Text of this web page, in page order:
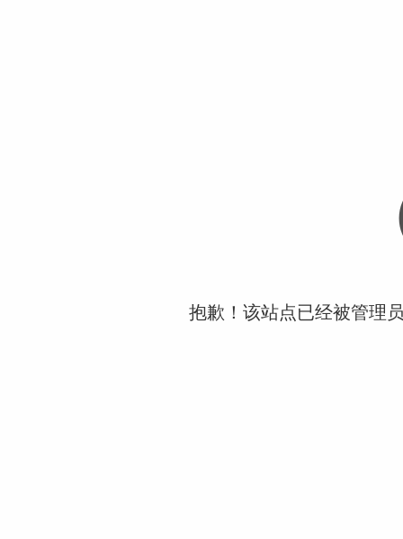
抱歉！该站点已经被管理